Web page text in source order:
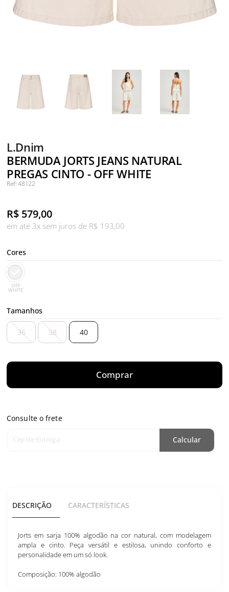
L.Dnim
BERMUDA JORTS JEANS NATURAL
PREGAS CINTO - OFF WHITE
Ref: 48122
R$ 579,00
em até 3x sem juros de R$ 193,00
Cores
OFF
WHITE
Tamanhos
36 38 40
Comprar
Consulte o frete
Cep de Entrega Calcular
DESCRIÇÃO CARACTERÍSTICAS
Jorts em sarja 100% algodão na cor natural, com modelagem
ampla e cinto. Peça versátil e estilosa, unindo conforto e
personalidade em um só look.
Composição: 100% algodão